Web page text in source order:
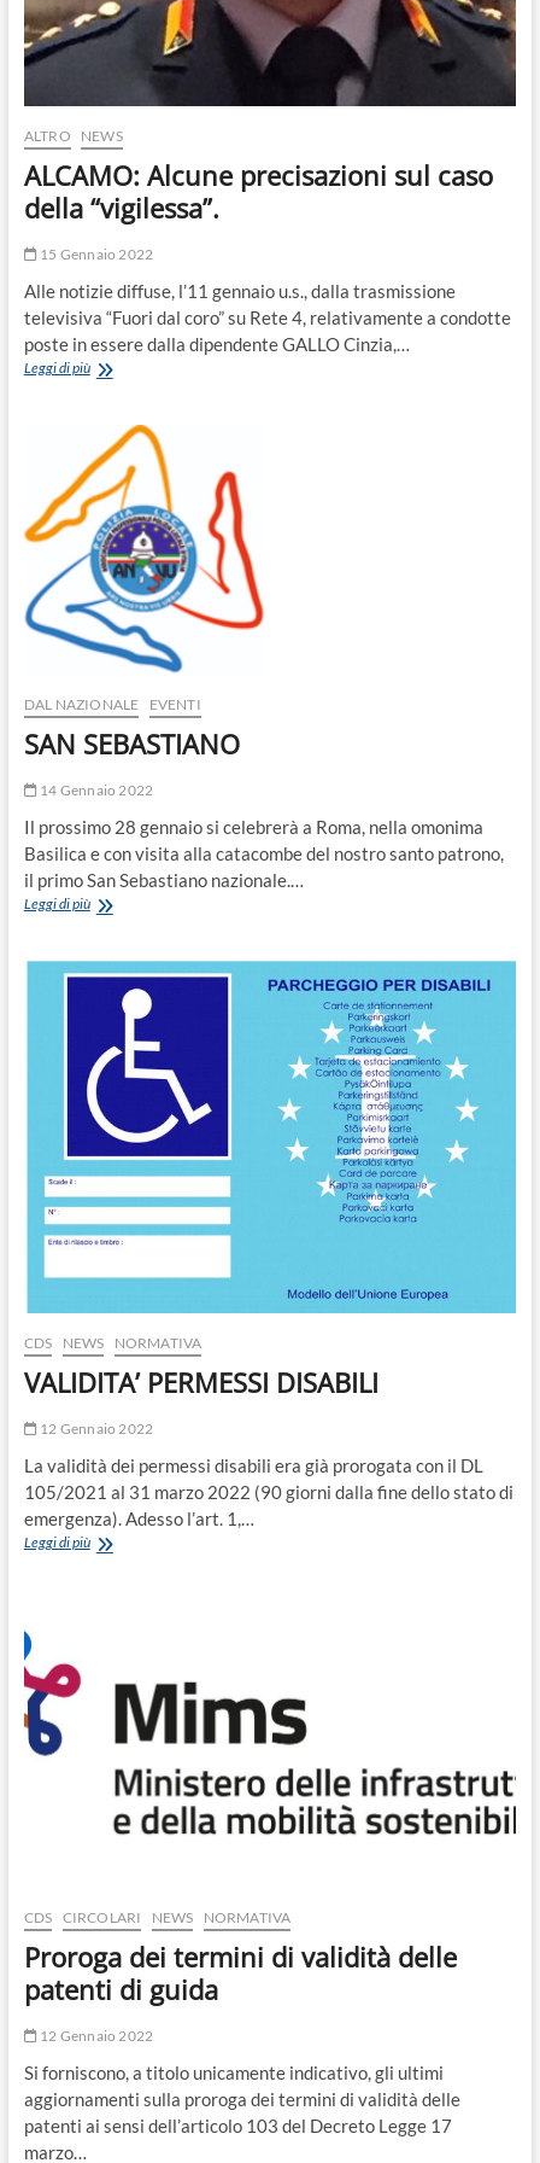
ALTRO NEWS
ALCAMO: Alcune precisazioni sul caso
della “vigilessa”.
15 Gennaio 2022
Alle notizie diffuse, l’11 gennaio u.s., dalla trasmissione
televisiva “Fuori dal coro” su Rete 4, relativamente a condotte
poste in essere dalla dipendente GALLO Cinzia,…
Leggi di piùALCAMO:
caso
della
“vigilessa”.
DAL NAZIONALE EVENTI
SAN SEBASTIANO
14 Gennaio 2022
Il prossimo 28 gennaio si celebrerà a Roma, nella omonima
Basilica e con visita alla catacombe del nostro santo patrono,
il primo San Sebastiano nazionale.…
Leggi di piùSAN
CDS NEWS NORMATIVA
VALIDITA’ PERMESSI DISABILI
12 Gennaio 2022
La validità dei permessi disabili era già prorogata con il DL
105/2021 al 31 marzo 2022 (90 giorni dalla fine dello stato di
emergenza). Adesso l’art. 1,…
Leggi di piùVALIDITA’
CDS CIRCOLARI NEWS NORMATIVA
Proroga dei termini di validità delle
patenti di guida
12 Gennaio 2022
Si forniscono, a titolo unicamente indicativo, gli ultimi
aggiornamenti sulla proroga dei termini di validità delle
patenti ai sensi dell’articolo 103 del Decreto Legge 17
marzo…